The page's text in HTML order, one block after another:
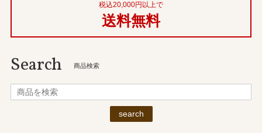
税込20,000円以上で
送料無料
Search 商品検索
search